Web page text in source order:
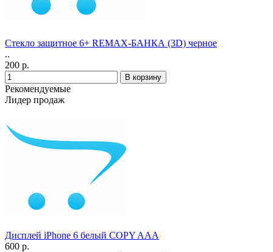
Стекло защитное 6+ REMAX-БАНКА (3D) черное
..
200 р.
Рекомендуемые
Лидер продаж
Дисплей iPhone 6 белый COPY AAA
600 р.